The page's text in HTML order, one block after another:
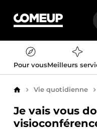
Pour vousMeilleurs
AccueilVie quotidienne
Je vais vous